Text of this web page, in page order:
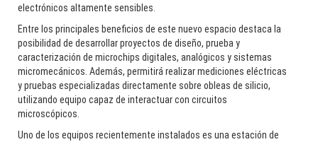
electrónicos altamente sensibles.
Entre los principales beneficios de este nuevo espacio destaca la
posibilidad de desarrollar proyectos de diseño, prueba y
caracterización de microchips digitales, analógicos y sistemas
micromecánicos. Además, permitirá realizar mediciones eléctricas
y pruebas especializadas directamente sobre obleas de silicio,
utilizando equipo capaz de interactuar con circuitos
microscópicos.
Uno de los equipos recientemente instalados es una estación de